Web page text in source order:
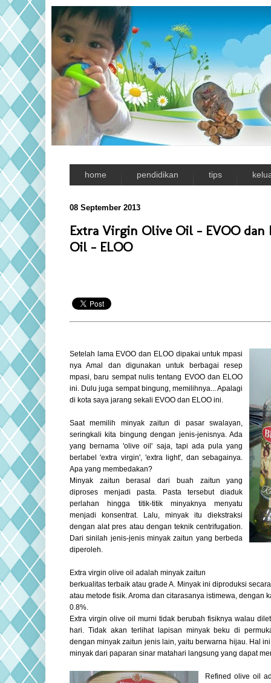
home pendidikan tips
08 September 2013
Extra Virgin Olive Oil - EVOO dan
Oil - ELOO
Setelah lama EVOO dan ELOO dipakai untuk mpasi
nya Amal dan digunakan untuk berbagai resep
mpasi, baru sempat nulis tentang EVOO dan ELOO
ini. Dulu juga sempat bingung, memilihnya... Apalagi
di kota saya jarang sekali EVOO dan ELOO ini.
Saat memilih minyak zaitun di pasar swalayan,
seringkali kita bingung dengan jenis-jenisnya. Ada
yang bernama 'olive oil' saja, tapi ada pula yang
berlabel 'extra virgin', 'extra light', dan sebagainya.
Apa yang membedakan?
Minyak zaitun berasal dari buah zaitun yang
diproses menjadi pasta. Pasta tersebut diaduk
perlahan hingga titik-titik minyaknya menyatu
menjadi konsentrat. Lalu, minyak itu diekstraksi
dengan alat pres atau dengan teknik centrifugation.
Dari sinilah jenis-jenis minyak zaitun yang berbeda
diperoleh.
Extra virgin olive oil adalah minyak zaitun
berkualitas terbaik atau grade A. Minyak ini diproduksi
atau metode fisik. Aroma dan citarasanya istimewa, dengan
0.8%.
Extra virgin olive oil murni tidak berubah fisiknya walau
hari. Tidak akan terlihat lapisan minyak beku di
dengan minyak zaitun jenis lain, yaitu berwarna hijau. Hal
minyak dari paparan sinar matahari langsung yang dapat
Refined olive oil